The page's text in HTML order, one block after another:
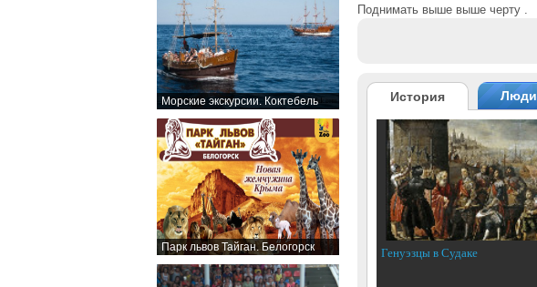
Морские экскурсии. Коктебель
Парк львов Тайган. Белогорск
Поднимать выше выше черту .
История Люди
Генуэзцы в Судаке